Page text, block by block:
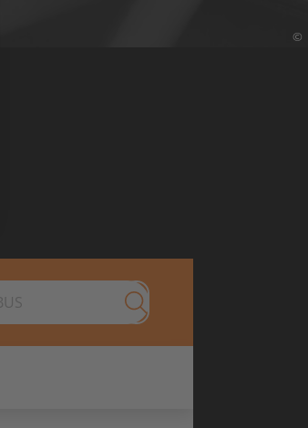
©
Submit search